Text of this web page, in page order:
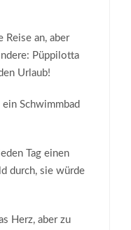
an, aber
Püppilotta
Urlaub!
ein Schwimmbad
Tag einen
durch, sie würde
Herz, aber zu